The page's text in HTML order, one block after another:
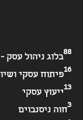
בלוג ניהול עסק
88
פיתוח עסקי
16
ייעוץ עסקי
13
חוה ניסנבוים
3